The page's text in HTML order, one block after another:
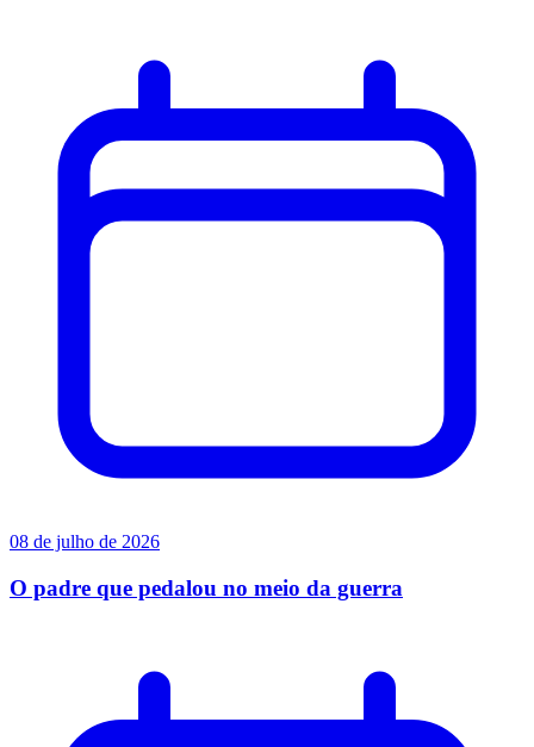
08 de julho de 2026
O padre que pedalou no meio da guerra